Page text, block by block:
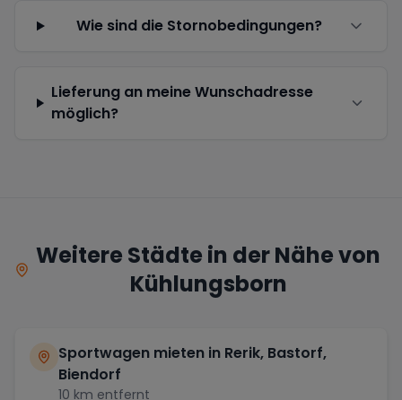
Wie sind die Stornobedingungen?
Lieferung an meine Wunschadresse
möglich?
Weitere Städte in der Nähe von
Kühlungsborn
Sportwagen mieten in Rerik, Bastorf,
Biendorf
10 km entfernt